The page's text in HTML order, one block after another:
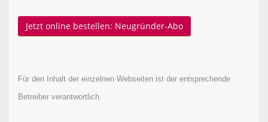
Jetzt online bestellen: Neugründer-Abo
Für den Inhalt der einzelnen Webseiten ist der entsprechende
Betreiber verantwortlich.